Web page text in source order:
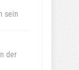
sein
der